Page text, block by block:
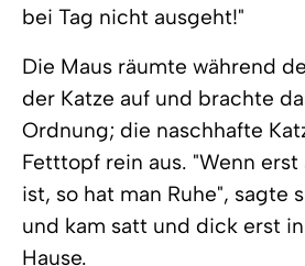
bei Tag nicht ausgeht!"
Die Maus räumte während
der Katze auf und brachte
Ordnung; die naschhafte
Fetttopf rein aus. "Wenn erst
ist, so hat man Ruhe", sagte
und kam satt und dick erst
Hause.